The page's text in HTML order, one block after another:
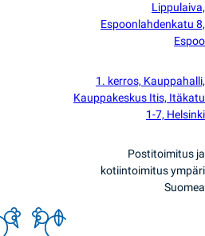
Lippulaiva,
Espoonlahdenkatu 8,
Espoo
1. kerros, Kauppahalli,
Kauppakeskus Itis, Itäkatu
1-7, Helsinki
Postitoimitus ja
kotiintoimitus ympäri
Suomea